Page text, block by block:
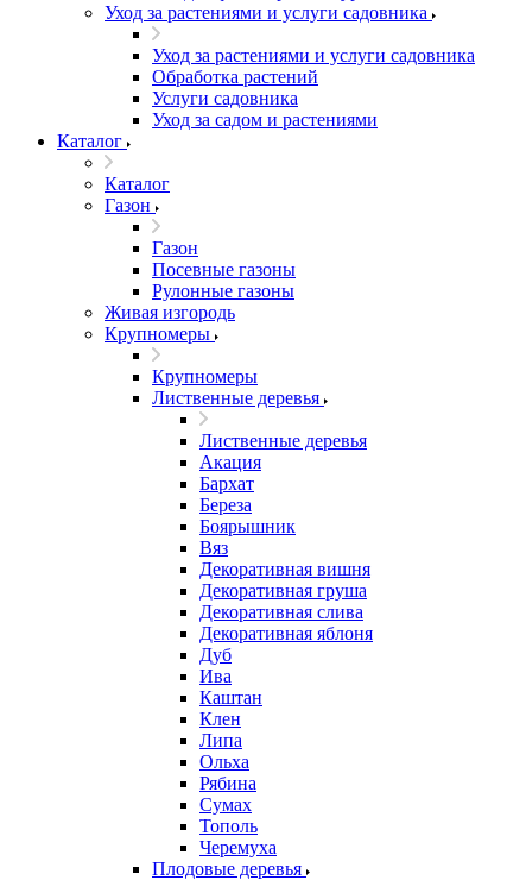
Уход за растениями и услуги садовника
Уход за растениями и услуги садовника
Обработка растений
Услуги садовника
Уход за садом и растениями
Каталог
Каталог
Газон
Газон
Посевные газоны
Рулонные газоны
Живая изгородь
Крупномеры
Крупномеры
Лиственные деревья
Лиственные деревья
Акация
Бархат
Береза
Боярышник
Вяз
Декоративная вишня
Декоративная груша
Декоративная слива
Декоративная яблоня
Дуб
Ива
Каштан
Клен
Липа
Ольха
Рябина
Сумах
Тополь
Черемуха
Плодовые деревья